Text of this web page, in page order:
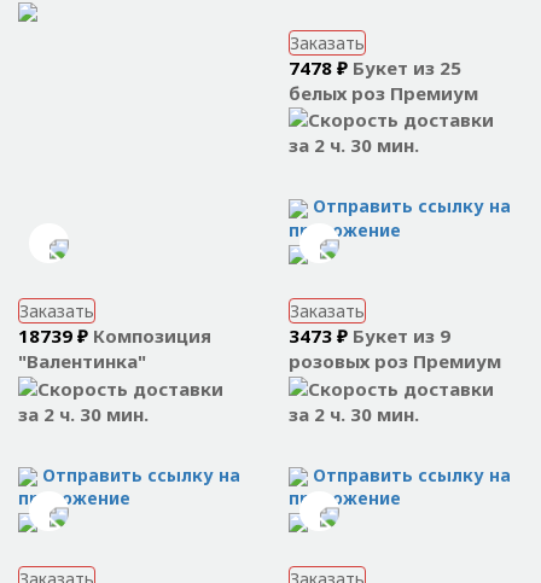
Заказать
7478 ₽ Букет из 25
белых роз Премиум
за 2 ч. 30 мин.
Отправить ссылку на
приложение
Заказать
18739 ₽ Композиция
"Валентинка"
за 2 ч. 30 мин.
Отправить ссылку на
приложение
Заказать
3473 ₽ Букет из 9
розовых роз Премиум
за 2 ч. 30 мин.
Отправить ссылку на
приложение